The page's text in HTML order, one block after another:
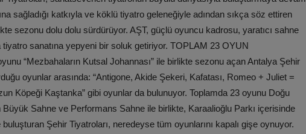
sağladığı katkıyla ve köklü tiyatro geleneğiyle adından sıkça söz ettiren
sezonu dolu dolu sürdürüyor. AŞT, güçlü oyuncu kadrosu, yaratıcı sahne
sanatına yepyeni bir soluk getiriyor. TOPLAM 23 OYUN
“Mezbahaların Kutsal Johannası” ile birlikte sezonu açan Antalya Şehir
oyunlar arasında: “Antigone, Akide Şekeri, Kafatası, Romeo + Juliet =
Köpeği Kaştanka” gibi oyunlar da bulunuyor. Toplamda 23 oyunu Doğu
Sahne ve Performans Sahne ile birlikte, Karaalioğlu Parkı içerisinde
Şehir Tiyatroları, neredeyse tüm oyunlarını kapalı gişe oynuyor.